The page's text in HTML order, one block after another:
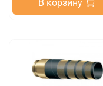
В корзину